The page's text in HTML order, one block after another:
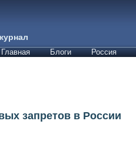
Главная Блоги Россия
запретов в России